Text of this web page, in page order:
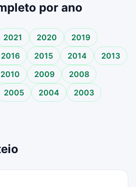
por ano
2021 2020
2019
2016 2015 2014
2013
2010 2009
2008
2005 2004 2003